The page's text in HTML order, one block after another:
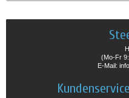
(Mo-Fr
E-Mail:
Kundenservice